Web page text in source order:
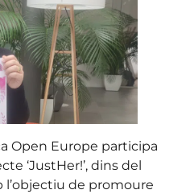
Open Europe participa
‘JustHer!’, dins del
l’objectiu de promoure